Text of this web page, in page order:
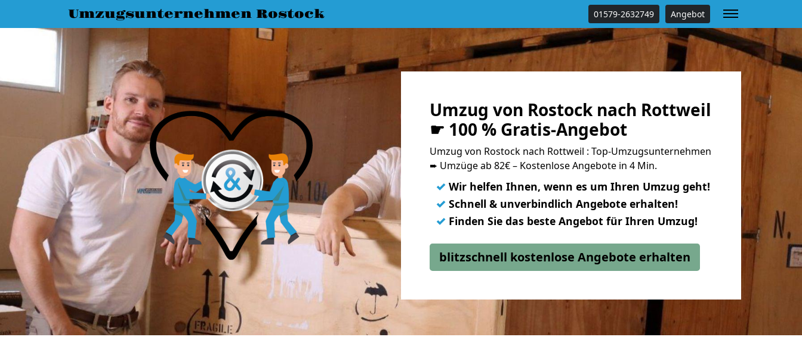
Umzugsunternehmen Rostock 01579-2632749 Angebot
Umzug von Rostock nach Rottweil
☛ 100 % Gratis-Angebot
Umzug von Rostock nach Rottweil : Top-Umzugsunternehmen
➨ Umzüge ab 82€ – Kostenlose Angebote in 4 Min.
✓ Wir helfen Ihnen, wenn es um Ihren Umzug geht!
✓ Schnell & unverbindlich Angebote erhalten!
✓ Finden Sie das beste Angebot für Ihren Umzug!
blitzschnell kostenlose Angebote erhalten